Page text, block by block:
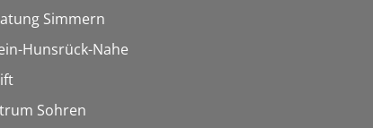
Simmern
Hunsrück-Nahe
Sohren